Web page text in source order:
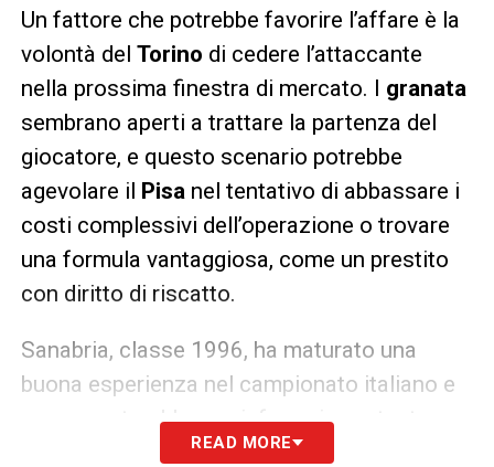
Un fattore che potrebbe favorire l’affare è la
volontà del Torino di cedere l’attaccante
nella prossima finestra di mercato. I granata
sembrano aperti a trattare la partenza del
giocatore, e questo scenario potrebbe
agevolare il Pisa nel tentativo di abbassare i
costi complessivi dell’operazione o trovare
una formula vantaggiosa, come un prestito
con diritto di riscatto.
Sanabria, classe 1996, ha maturato una
buona esperienza nel campionato italiano e
rappresenterebbe un rinforzo importante per
il reparto offensivo nerazzurro, che ha
READ MORE